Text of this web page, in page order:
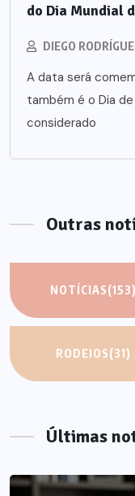
do Dia Mundial
DIEGO
A data será
também é o Dia
considerado
Outras
NOTÍCIAS(153)
RODEIOS(31)
Últimas